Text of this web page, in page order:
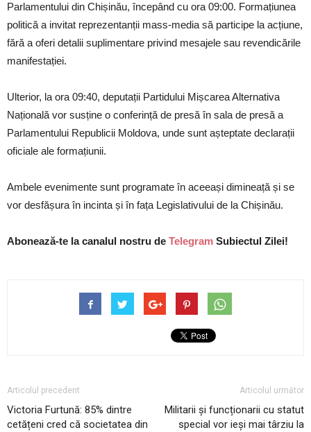
Parlamentului din Chișinău, începând cu ora 09:00. Formațiunea
politică a invitat reprezentanții mass-media să participe la acțiune,
fără a oferi detalii suplimentare privind mesajele sau revendicările
manifestației.
Ulterior, la ora 09:40, deputații Partidului Mișcarea Alternativa
Națională vor susține o conferință de presă în sala de presă a
Parlamentului Republicii Moldova, unde sunt așteptate declarații
oficiale ale formațiunii.
Ambele evenimente sunt programate în aceeași dimineață și se
vor desfășura în incinta și în fața Legislativului de la Chișinău.
Abonează-te la canalul nostru de Telegram Subiectul Zilei!
Articolul precedent
Victoria Furtună: 85% dintre
cetățeni cred că societatea din
Articolul următor
Militarii și funcționarii cu statut
special vor ieși mai târziu la